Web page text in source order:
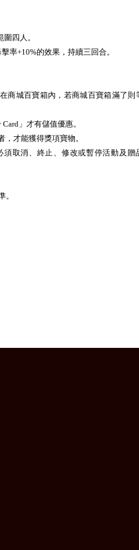
四人。
率+10%的效果，持續三回合。
商城百寶箱內，若商城百寶箱滿了則
」才有儲值優惠。
才能獲得獎項寶物。
取消、終止、修改或暫停活動及贈
。